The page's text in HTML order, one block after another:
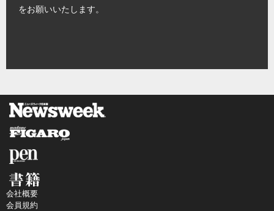
をお願いいたします。
会社概要
会員規約